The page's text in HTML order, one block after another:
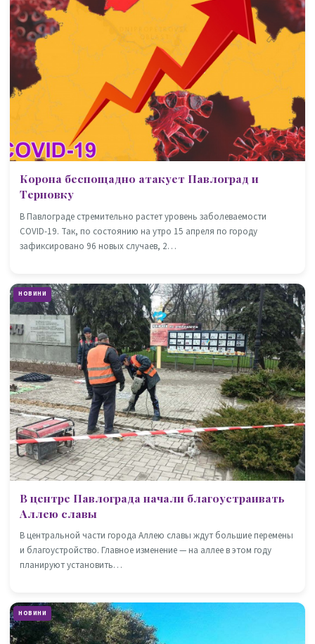
Корона беспощадно атакует Павлоград и
Терновку
В Павлограде стремительно растет уровень заболеваемости
COVID-19. Так, по состоянию на утро 15 апреля по городу
зафиксировано 96 новых случаев, 2…
НОВИНИ
В центре Павлограда начали благоустраивать
Аллею славы
В центральной части города Аллею славы ждут большие перемены
и благоустройство. Главное изменение — на аллее в этом году
планируют установить…
НОВИНИ